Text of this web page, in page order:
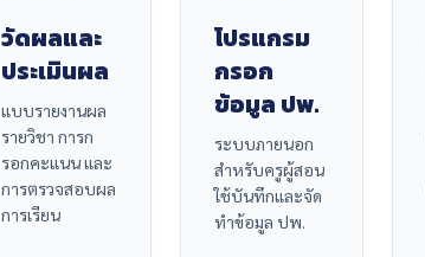
วัดผลและ
ประเมินผล
แบบรายงานผล
รายวิชา การก
รอกคะแนน และ
การตรวจสอบผล
การเรียน
โปรแกรม
กรอก
ข้อมูล ปพ.
ระบบภายนอก
สำหรับครูผู้สอน
ใช้บันทึกและจัด
ทำข้อมูล ปพ.